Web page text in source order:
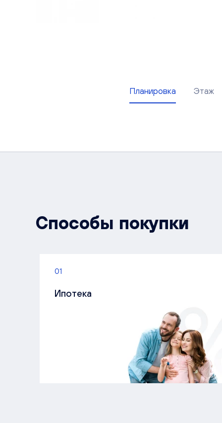
Планировка Этаж
Способы покупки
01
Ипотека